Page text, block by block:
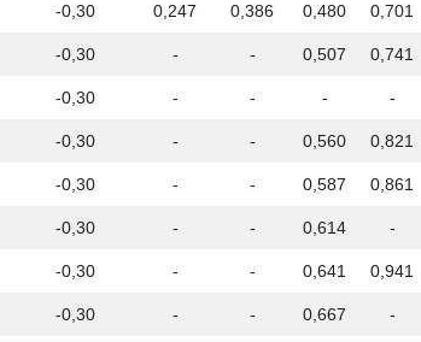
-0,30 0,247 0,386 0,480 0,701
-0,30 - - 0,507 0,741
-0,30 - - - -
-0,30 - - 0,560 0,821
-0,30 - - 0,587 0,861
-0,30 - - 0,614 -
-0,30 - - 0,641 0,941
-0,30 - - 0,667 -